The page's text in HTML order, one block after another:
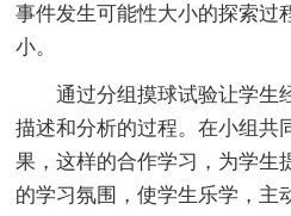
事件发生可能性大小的探索过
小。
通过分组摸球试验让学生经
描述和分析的过程。在小组共
果，这样的合作学习，为学生
的学习氛围，使学生乐学，主